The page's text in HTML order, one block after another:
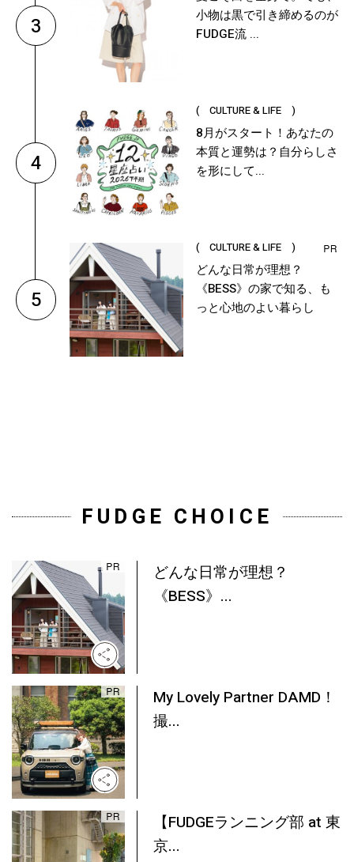
3
小物は黒で引き締めるのが
FUDGE流 ...
4
( CULTURE & LIFE )
8月がスタート！あなたの
本質と運勢は？自分らしさ
を形にして...
5
( CULTURE & LIFE )
どんな日常が理想？
《BESS》の家で知る、も
っと心地のよい暮らし
FUDGE CHOICE
どんな日常が理想？
《BESS》...
My Lovely Partner DAMD！
撮...
【FUDGEランニング部 at 東
京...